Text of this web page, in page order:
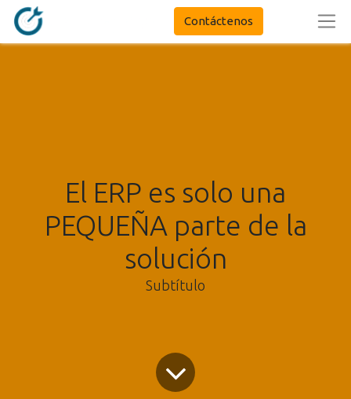
Contáctenos
El ERP es solo una
PEQUEÑA parte de la
solución
Subtítulo